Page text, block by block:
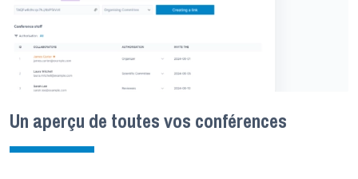
Un aperçu de toutes vos conférences